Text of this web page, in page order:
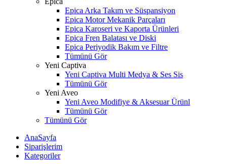
Epica Arka Takım ve Süspansiyon
Epica Motor Mekanik Parçaları
Epica Karoseri ve Kaporta Ürünleri
Epica Fren Balatası ve Diski
Epica Periyodik Bakım ve Filtre
Tümünü Gör
Yeni Captiva
Yeni Captiva Multi Medya & Ses Sis
Tümünü Gör
Yeni Aveo
Yeni Aveo Modifiye & Aksesuar Ürünl
Tümünü Gör
Tümünü Gör
AnaSayfa
Siparişlerim
Kategoriler